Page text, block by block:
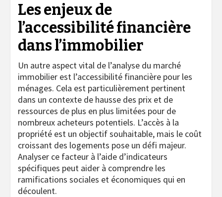
Les enjeux de
l’accessibilité financière
dans l’immobilier
Un autre aspect vital de l’analyse du marché
immobilier est l’accessibilité financière pour les
ménages. Cela est particulièrement pertinent
dans un contexte de hausse des prix et de
ressources de plus en plus limitées pour de
nombreux acheteurs potentiels. L’accès à la
propriété est un objectif souhaitable, mais le coût
croissant des logements pose un défi majeur.
Analyser ce facteur à l’aide d’indicateurs
spécifiques peut aider à comprendre les
ramifications sociales et économiques qui en
découlent.